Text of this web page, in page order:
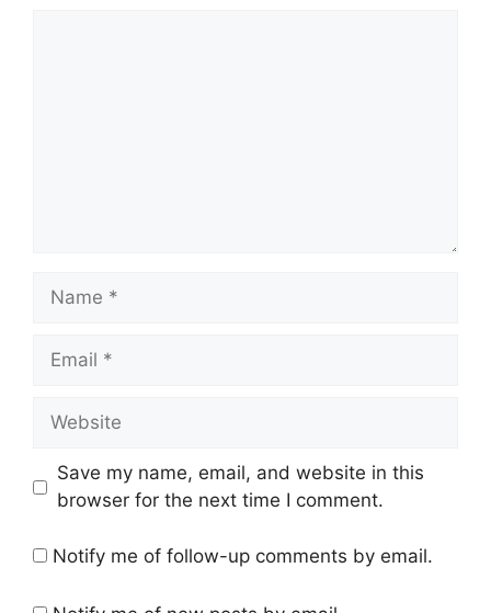
Name
Email
Website
Save my name, email, and website in this
browser for the next time I comment.
Notify me of follow-up comments by email.